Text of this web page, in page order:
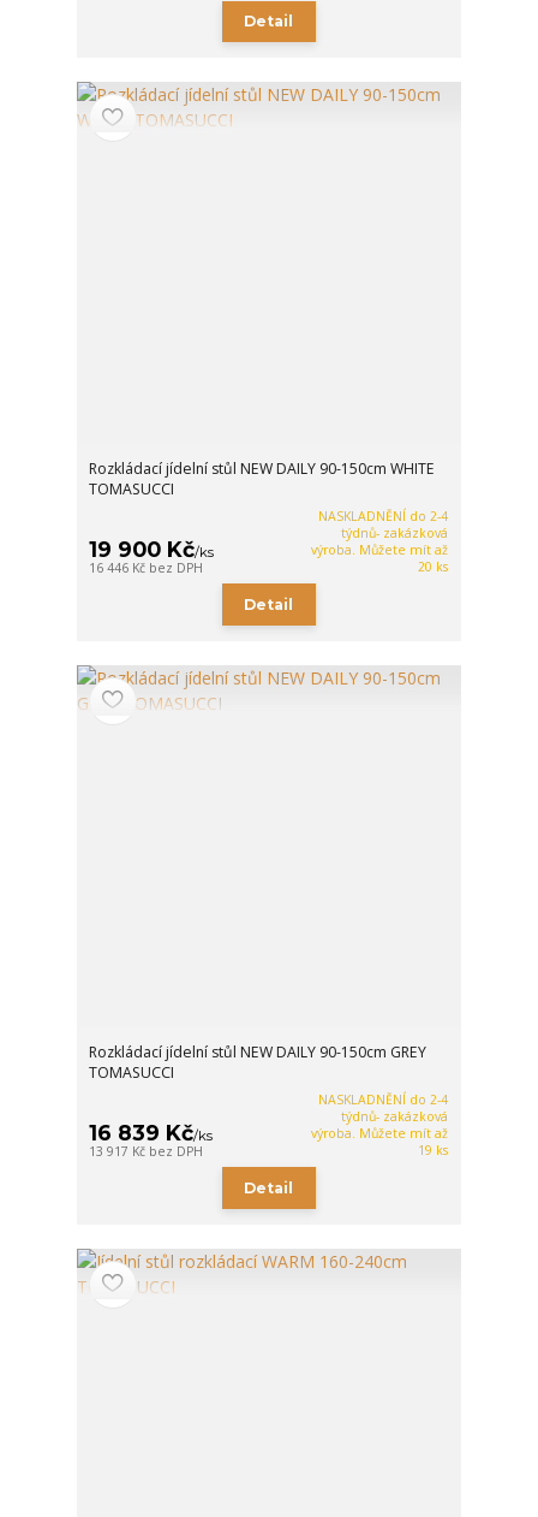
Detail
Rozkládací jídelní stůl NEW DAILY 90-150cm WHITE
TOMASUCCI
19 900 Kč/ks
16 446 Kč bez DPH
NASKLADNĚNÍ do 2-4
týdnů- zakázková
výroba. Můžete mít až
20 ks
Detail
Rozkládací jídelní stůl NEW DAILY 90-150cm GREY
TOMASUCCI
16 839 Kč/ks
13 917 Kč bez DPH
NASKLADNĚNÍ do 2-4
týdnů- zakázková
výroba. Můžete mít až
19 ks
Detail